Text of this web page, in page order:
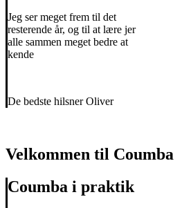
Jeg ser meget frem til det
resterende år, og til at lære jer
alle sammen meget bedre at
kende
De bedste hilsner Oliver
Velkommen til Coumba
Coumba i praktik